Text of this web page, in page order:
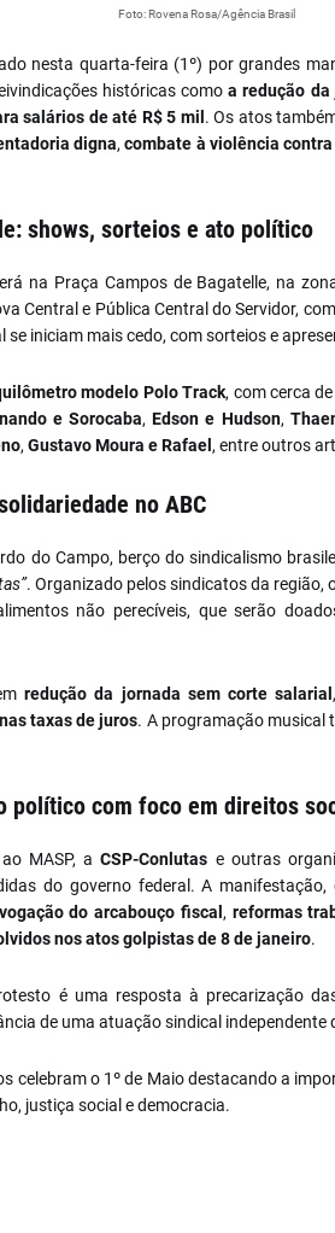
Foto: Rovena Rosa/Agência Brasil
nesta quarta-feira (1º) por grandes
históricas comoa redução
salários de até R$ 5 mil . Os atos
digna,combate à violência
shows, sorteios e ato político
na Praça Campos de Bagatelle, na
Central e Pública Central do Servidor,
se iniciam mais cedo, com sorteios e
modelo Polo Track, com cerca de
e Sorocaba,Edson e Hudson,
, Gustavo Moura e Rafael , entre outros
no ABC
do Campo, berço do sindicalismo
. Organizado pelos sindicatos da região,
não perecíveis, que serão
redução da jornada sem corte salarial
taxas de juros. A programação musical
político com foco em direitos
MASP, aCSP-Conlutas e outras
do governo federal. A
do arcabouço fiscal , reformas
nos atos golpistas de 8 de janeiro.
é uma resposta à precarização
de uma atuação sindical independente
celebram o 1º de Maio destacando a
justiça social e democracia.